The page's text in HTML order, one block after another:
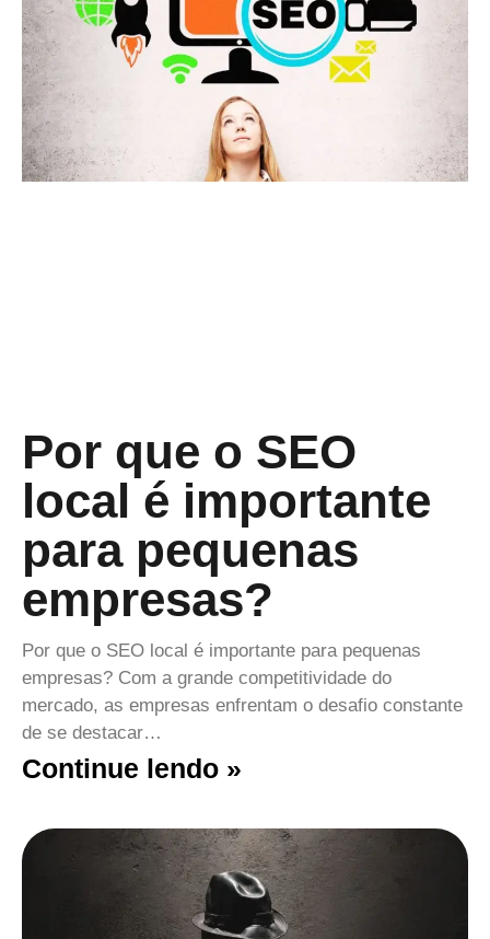
Por que o SEO
local é importante
para pequenas
empresas?
Por que o SEO local é importante para pequenas
empresas? Com a grande competitividade do
mercado, as empresas enfrentam o desafio constante
de se destacar…
Continue lendo »